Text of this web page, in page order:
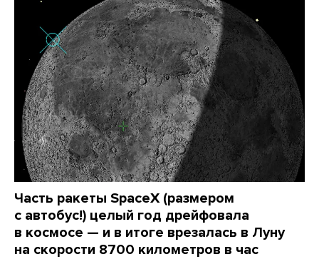
Часть ракеты SpaceX (размером
с автобус!) целый год дрейфовала
в космосе — и в итоге врезалась в Луну
на скорости 8700 километров в час